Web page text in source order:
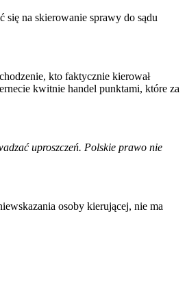
na skierowanie sprawy do sądu
kto faktycznie kierował
kwitnie handel punktami, które za
uproszczeń. Polskie prawo nie
osoby kierującej, nie ma